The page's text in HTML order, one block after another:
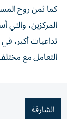
كما ثمن روح
المركزين،
تداعيات أكبر،
التعامل مع
الشارقة